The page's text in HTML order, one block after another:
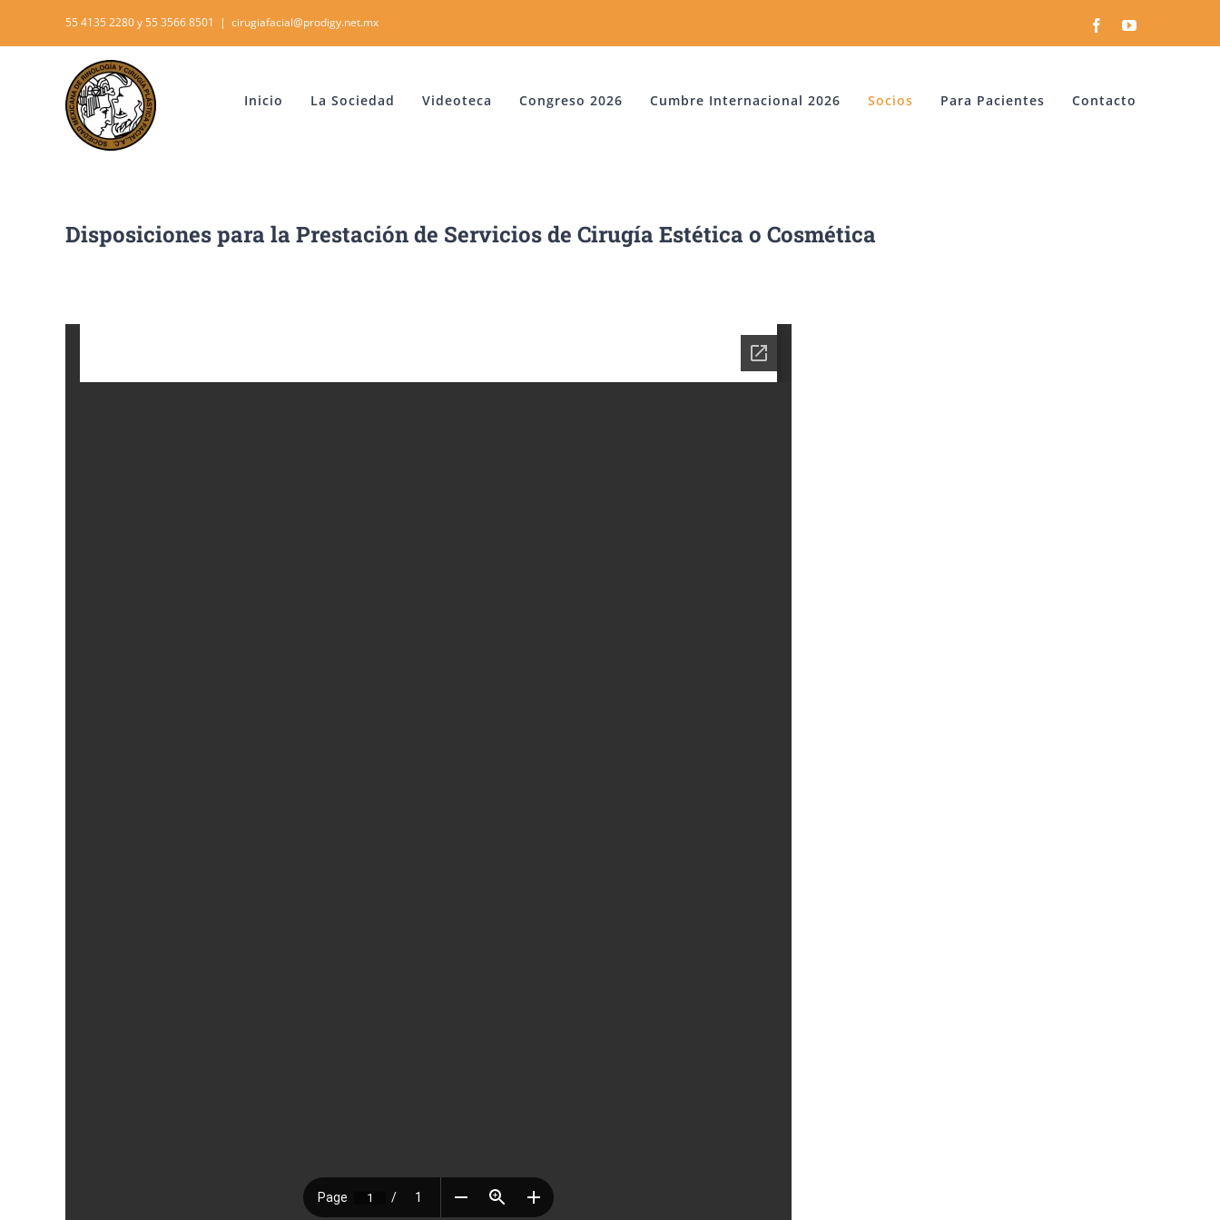
to
55 4135 2280 y 55 3566 8501 | cirugiafacial@prodigy.net.mx FacebookYouTube
Inicio La Sociedad Videoteca Congreso 2026 Cumbre Internacional 2026 Socios Para Pacientes Contacto
Disposiciones para la Prestación de Servicios de Cirugía Estética o Cosmética